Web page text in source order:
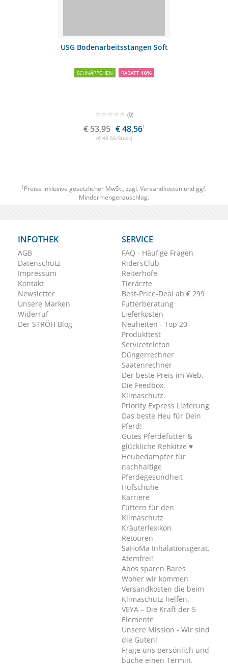
USG Bodenarbeitsstangen Soft
SCHNÄPPCHEN RABATT 10%
(0)
€ 53,95 € 48,561
(€ 48,56/Stück)
1 Preise inklusive gesetzlicher MwSt., zzgl. Versandkosten und ggf.
Mindermengenzuschlag.
INFOTHEK
AGB
Datenschutz
Impressum
Kontakt
Newsletter
Unsere Marken
Widerruf
Der STRÖH Blog
SERVICE
FAQ - Häufige Fragen
RidersClub
Reiterhöfe
Tierärzte
Best-Price-Deal ab € 299
Futterberatung
Lieferkosten
Neuheiten - Top 20
Produkttest
Servicetelefon
Düngerrechner
Saatenrechner
Der beste Preis im Web.
Die Feedbox.
Klimaschutz.
Priority Express Lieferung
Das beste Heu für Dein
Pferd!
Gutes Pferdefutter &
glückliche Rehkitze ♥
Heubedampfer für
nachhaltige
Pferdegesundheit
Hufschuhe
Karriere
Füttern für den
Klimaschutz
Kräuterlexikon
Retouren
SaHoMa Inhalationsgerät.
Atemfrei!
Abos sparen Bares
Woher wir kommen
Versandkosten die beim
Klimaschutz helfen.
VEYA – Die Kraft der 5
Elemente
Unsere Mission - Wir sind
die Guten!
Frage uns persönlich und
buche einen Termin.